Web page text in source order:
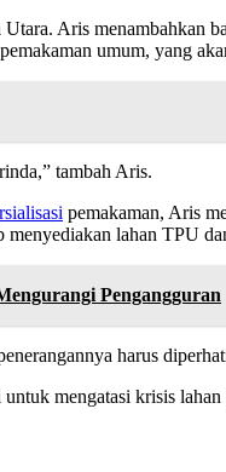
Aris
umum, yang
tambah Aris.
pemakaman, Aris
lahan TPU
Pengangguran
harus
mengatasi krisis